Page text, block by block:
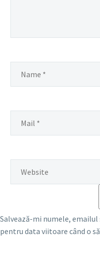
Salvează-mi numele,
pentru data viitoare când o